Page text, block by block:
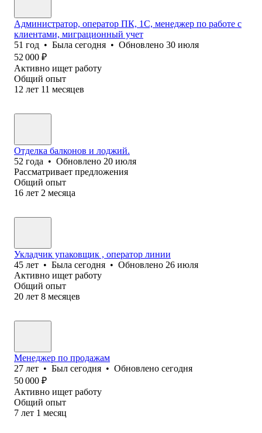
Администратор, оператор ПК, 1С, менеджер по работе с
клиентами, миграционный учет
51 год • Была сегодня • Обновлено 30 июля
52 000 ₽
Активно ищет работу
Общий опыт
12 лет 11 месяцев
Отделка балконов и лоджий.
52 года • Обновлено 20 июля
Рассматривает предложения
Общий опыт
16 лет 2 месяца
Укладчик упаковщик , оператор линии
45 лет • Была сегодня • Обновлено 26 июля
Активно ищет работу
Общий опыт
20 лет 8 месяцев
Менеджер по продажам
27 лет • Был сегодня • Обновлено сегодня
50 000 ₽
Активно ищет работу
Общий опыт
7 лет 1 месяц